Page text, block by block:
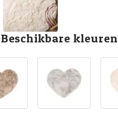
Beschikbare kleuren